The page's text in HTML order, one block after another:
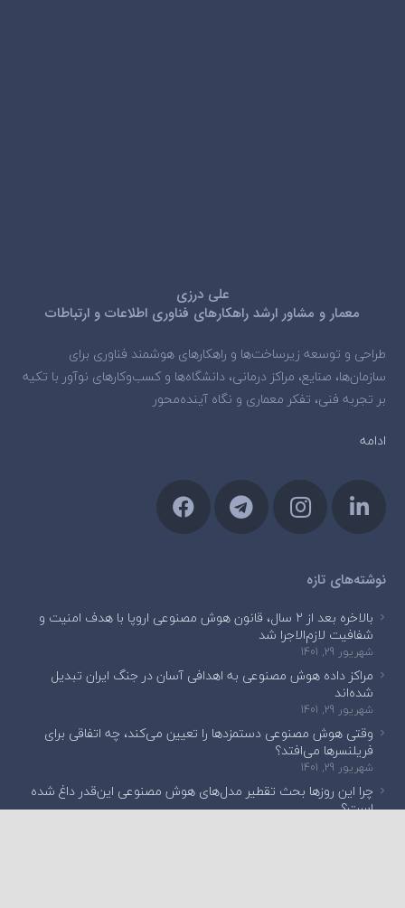
علی درزی
معمار و مشاور ارشد راهکارهای فناوری اطلاعات و ارتباطات
طراحی و توسعه زیرساخت‌ها و راهکارهای هوشمند فناوری برای
سازمان‌ها، صنایع، مراکز درمانی، دانشگاه‌ها و کسب‌وکارهای نوآور با تکیه
بر تجربه فنی، تفکر معماری و نگاه آینده‌محور
ادامه
نوشته‌های تازه
بالاخره بعد از ۲ سال، قانون هوش مصنوعی اروپا با هدف امنیت و
شفافیت لازم‌الاجرا شد
شهریور 29, 1401
مراکز داده هوش مصنوعی به اهدافی آسان در جنگ ایران تبدیل
شده‌اند
شهریور 29, 1401
وقتی هوش مصنوعی دستمزدها را تعیین می‌کند، چه اتفاقی برای
فریلنسرها می‌افتد؟
شهریور 29, 1401
چرا این روزها بحث تقطیر مدل‌های هوش مصنوعی این‌قدر داغ شده
است؟